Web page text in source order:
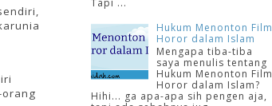
Tapi ...
Hukum Menonton Film
Horor dalam Islam
Mengapa tiba-tiba
saya menulis tentang
Hukum Menonton Film
Horor dalam Islam?
Hihi... ga apa-apa sih pengen aja,